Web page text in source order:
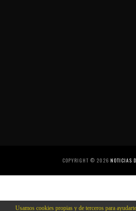
COPYRIGHT © 2026NOTICIAS
Usamos cookies propias y de terceros para